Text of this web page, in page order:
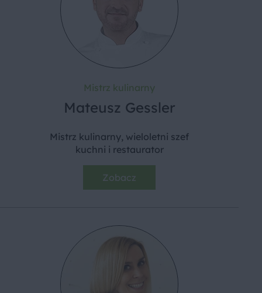
Mistrz kulinarny
Mateusz Gessler
Mistrz kulinarny, wieloletni szef
kuchni i restaurator
Zobacz